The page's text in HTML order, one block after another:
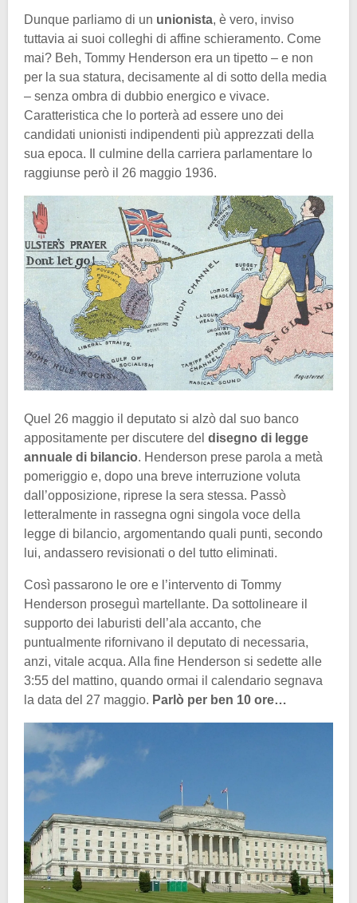
Dunque parliamo di un unionista, è vero, inviso
tuttavia ai suoi colleghi di affine schieramento. Come
mai? Beh, Tommy Henderson era un tipetto – e non
per la sua statura, decisamente al di sotto della media
– senza ombra di dubbio energico e vivace.
Caratteristica che lo porterà ad essere uno dei
candidati unionisti indipendenti più apprezzati della
sua epoca. Il culmine della carriera parlamentare lo
raggiunse però il 26 maggio 1936.
Quel 26 maggio il deputato si alzò dal suo banco
appositamente per discutere del disegno di legge
annuale di bilancio. Henderson prese parola a metà
pomeriggio e, dopo una breve interruzione voluta
dall’opposizione, riprese la sera stessa. Passò
letteralmente in rassegna ogni singola voce della
legge di bilancio, argomentando quali punti, secondo
lui, andassero revisionati o del tutto eliminati.
Così passarono le ore e l’intervento di Tommy
Henderson proseguì martellante. Da sottolineare il
supporto dei laburisti dell’ala accanto, che
puntualmente rifornivano il deputato di necessaria,
anzi, vitale acqua. Alla fine Henderson si sedette alle
3:55 del mattino, quando ormai il calendario segnava
la data del 27 maggio. Parlò per ben 10 ore…